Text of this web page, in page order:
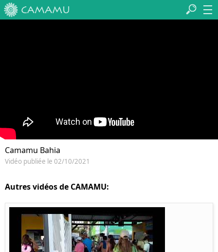
Camamu Bahia
Vidéo publiée le 02/10/2021
Autres vidéos de CAMAMU: